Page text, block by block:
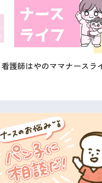
看護師はやのママナースラ